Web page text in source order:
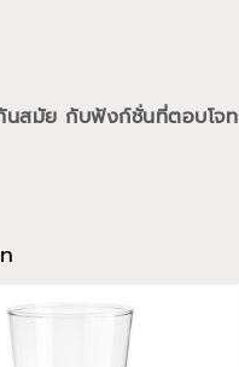
สมัย กับฟังก์ชั่นที่ตอบโจ